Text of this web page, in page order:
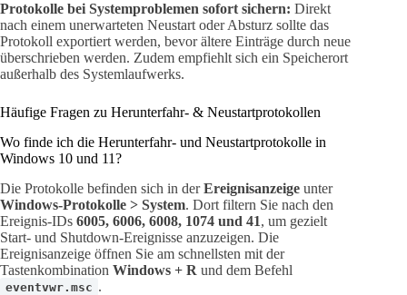
Protokolle bei Systemproblemen sofort sichern: Direkt
nach einem unerwarteten Neustart oder Absturz sollte das
Protokoll exportiert werden, bevor ältere Einträge durch neue
überschrieben werden. Zudem empfiehlt sich ein Speicherort
außerhalb des Systemlaufwerks.
Häufige Fragen zu Herunterfahr- & Neustartprotokollen
Wo finde ich die Herunterfahr- und Neustartprotokolle in
Windows 10 und 11?
Die Protokolle befinden sich in derEreignisanzeige unter
Windows-Protokolle > System. Dort filtern Sie nach den
Ereignis-IDs 6005, 6006, 6008, 1074 und 41, um gezielt
Start- und Shutdown-Ereignisse anzuzeigen. Die
Ereignisanzeige öffnen Sie am schnellsten mit der
Tastenkombination Windows + R und dem Befehl
eventvwr.msc .